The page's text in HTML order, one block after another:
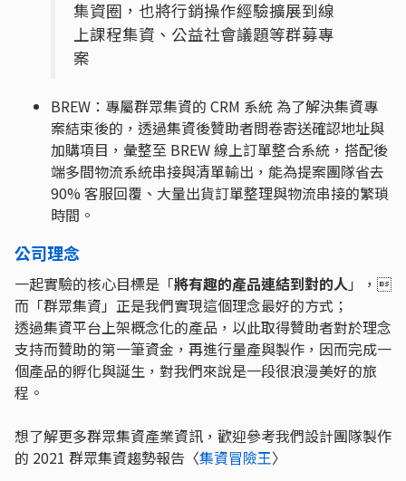
集資圈，也將行銷操作經驗擴展到線
上課程集資、公益社會議題等群募專
案
BREW：專屬群眾集資的 CRM 系統 為了解決集資專
案結束後的，透過集資後贊助者問卷寄送確認地址與
加購項目，彙整至 BREW 線上訂單整合系統，搭配後
端多間物流系統串接與清單輸出，能為提案團隊省去
90% 客服回覆、大量出貨訂單整理與物流串接的繁瑣
時間。
公司理念
一起實驗的核心目標是「將有趣的產品連結到對的人」，
而「群眾集資」正是我們實現這個理念最好的方式；
透過集資平台上架概念化的產品，以此取得贊助者對於理念
支持而贊助的第一筆資金，再進行量產與製作，因而完成一
個產品的孵化與誕生，對我們來說是一段很浪漫美好的旅
程。
想了解更多群眾集資產業資訊，歡迎參考我們設計團隊製作
的 2021 群眾集資趨勢報告〈集資冒險王〉